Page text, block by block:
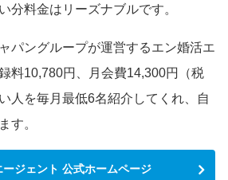
分料金はリーズナブルです。
パングループが運営するエン婚活エ
料10,780円、月会費14,300円（税
人を毎月最低6名紹介してくれ、自
す。
ージェント 公式ホームページ